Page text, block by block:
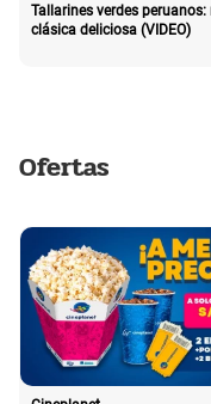
Tallarines verdes peruanos:
clásica deliciosa (VIDEO)
Ofertas